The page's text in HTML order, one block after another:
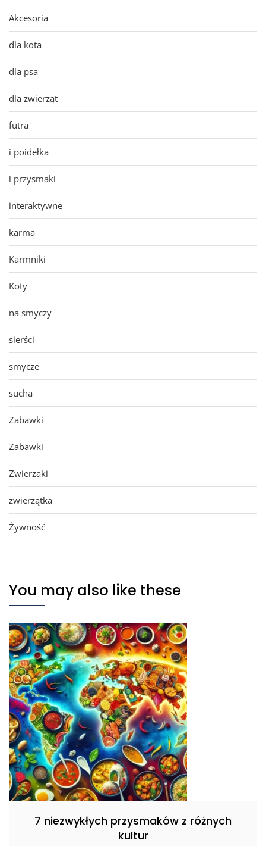
Akcesoria
dla kota
dla psa
dla zwierząt
futra
i poidełka
i przysmaki
interaktywne
karma
Karmniki
Koty
na smyczy
sierści
smycze
sucha
Zabawki
Zabawki
Zwierzaki
zwierzątka
Żywność
You may also like these
7 niezwykłych przysmaków z różnych
kultur